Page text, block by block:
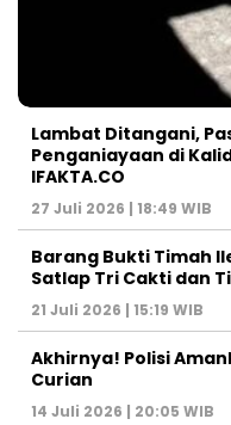
Lambat Ditangani,
Penganiayaan di
IFAKTA.CO
27 Juli 2026 | 18:49 WIB
Barang Bukti Timah
Satlap Tri Cakti dan
21 Juli 2026 | 15:19 WIB
Akhirnya! Polisi
Curian
14 Juli 2026 | 20:05 WIB